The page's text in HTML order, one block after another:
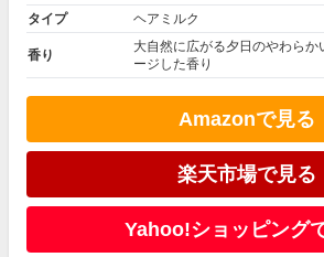
タイプ
ヘアミルク
香り
大自然に広がる夕日のやわらか
ージした香り
Amazonで見る
楽天市場で見る
Yahoo!ショッピング